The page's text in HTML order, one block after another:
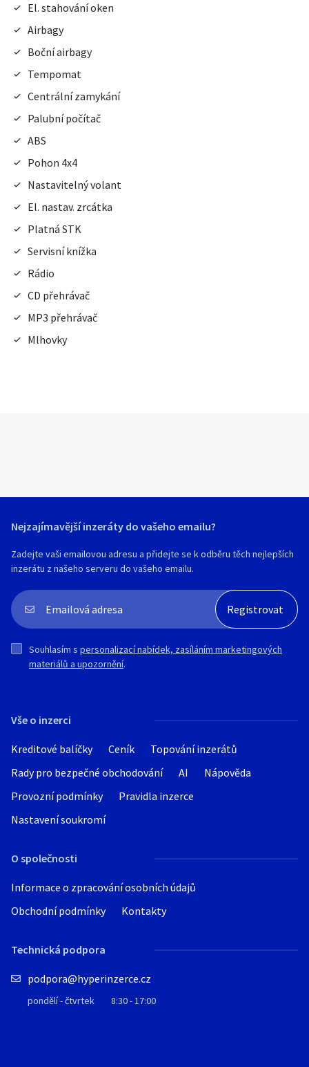
El. stahování oken
Airbagy
Boční airbagy
Tempomat
Centrální zamykání
Palubní počítač
ABS
Pohon 4x4
Nastavitelný volant
El. nastav. zrcátka
Platná STK
Servisní knížka
Rádio
CD přehrávač
MP3 přehrávač
Mlhovky
Vše o inzerci
Kreditové balíčky Ceník
Topování inzerátů
Rady pro bezpečné obchodování
AI
Nápověda
Provozní podmínky
Pravidla inzerce
Nastavení soukromí
O společnosti
Informace o zpracování osobních údajů
Obchodní podmínky
Kontakty
Technická podpora
podpora@hyperinzerce.cz
pondělí - čtvrtek 8:30 - 17:00
Nejzajímavější inzeráty do vašeho emailu?
Zadejte vaši emailovou adresu a přidejte se k odběru těch nejlepších
inzerátu z našeho serveru do vašeho emailu.
Souhlasím s personalizací nabídek, zasíláním marketingových
materiálů a upozornění.